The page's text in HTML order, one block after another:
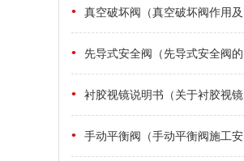
• 真空破坏阀（真空破坏阀作用及原理）
• 先导式安全阀（先导式安全阀的导阀有何作用）
• 衬胶视镜说明书（关于衬胶视镜详细说明）
• 手动平衡阀（手动平衡阀施工安装要点）